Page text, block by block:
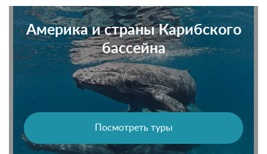
Америка и страны Карибского
бассейна
Посмотреть туры